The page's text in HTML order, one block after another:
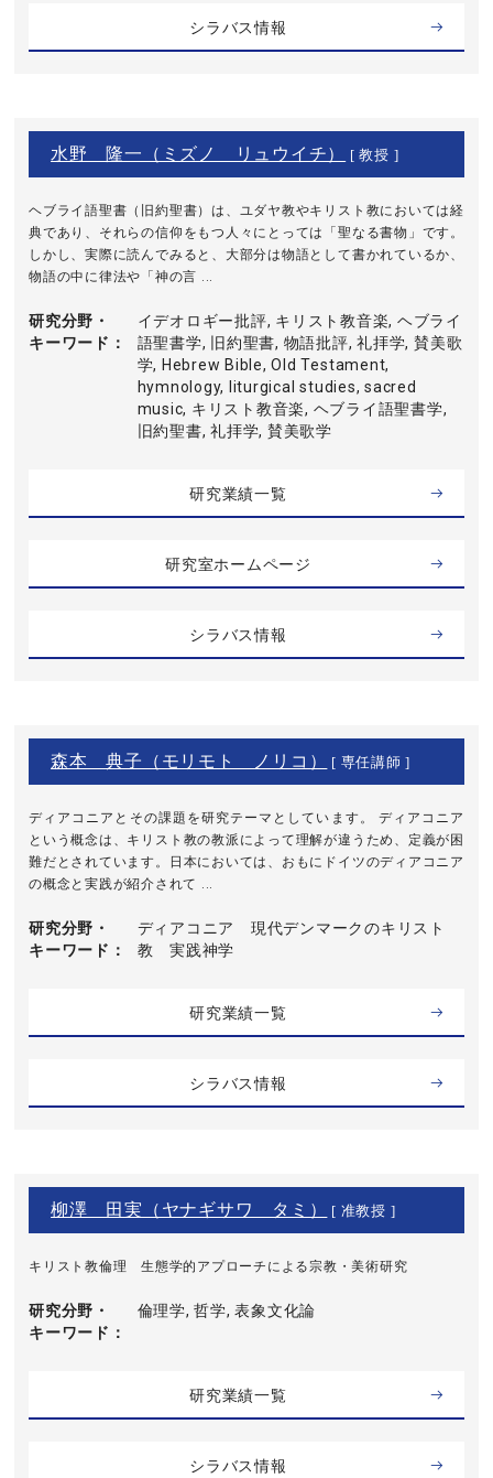
シラバス情報
水野 隆一（ミズノ リュウイチ） [ 教授 ]
ヘブライ語聖書（旧約聖書）は、ユダヤ教やキリスト教においては経
典であり、それらの信仰をもつ人々にとっては「聖なる書物」です。
しかし、実際に読んでみると、大部分は物語として書かれているか、
物語の中に律法や「神の言 ...
研究分野・
キーワード
イデオロギー批評, キリスト教音楽, ヘブライ
語聖書学, 旧約聖書, 物語批評, 礼拝学, 賛美歌
学, Hebrew Bible, Old Testament,
hymnology, liturgical studies, sacred
music, キリスト教音楽, ヘブライ語聖書学,
旧約聖書, 礼拝学, 賛美歌学
研究業績一覧
研究室ホームページ
シラバス情報
森本 典子（モリモト ノリコ） [ 専任講師 ]
ディアコニアとその課題を研究テーマとしています。 ディアコニア
という概念は、キリスト教の教派によって理解が違うため、定義が困
難だとされています。日本においては、おもにドイツのディアコニア
の概念と実践が紹介されて ...
研究分野・
キーワード
ディアコニア 現代デンマークのキリスト
教 実践神学
研究業績一覧
シラバス情報
柳澤 田実（ヤナギサワ タミ） [ 准教授 ]
キリスト教倫理 生態学的アプローチによる宗教・美術研究
研究分野・
キーワード
倫理学, 哲学, 表象文化論
研究業績一覧
シラバス情報